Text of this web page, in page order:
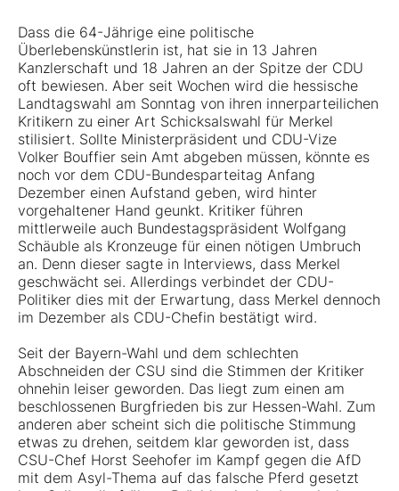
Dass die 64-Jährige eine politische
Überlebenskünstlerin ist, hat sie in 13 Jahren
Kanzlerschaft und 18 Jahren an der Spitze der CDU
oft bewiesen. Aber seit Wochen wird die hessische
Landtagswahl am Sonntag von ihren innerparteilichen
Kritikern zu einer Art Schicksalswahl für Merkel
stilisiert. Sollte Ministerpräsident und CDU-Vize
Volker Bouffier sein Amt abgeben müssen, könnte es
noch vor dem CDU-Bundesparteitag Anfang
Dezember einen Aufstand geben, wird hinter
vorgehaltener Hand geunkt. Kritiker führen
mittlerweile auch Bundestagspräsident Wolfgang
Schäuble als Kronzeuge für einen nötigen Umbruch
an. Denn dieser sagte in Interviews, dass Merkel
geschwächt sei. Allerdings verbindet der CDU-
Politiker dies mit der Erwartung, dass Merkel dennoch
im Dezember als CDU-Chefin bestätigt wird.
Seit der Bayern-Wahl und dem schlechten
Abschneiden der CSU sind die Stimmen der Kritiker
ohnehin leiser geworden. Das liegt zum einen am
beschlossenen Burgfrieden bis zur Hessen-Wahl. Zum
anderen aber scheint sich die politische Stimmung
etwas zu drehen, seitdem klar geworden ist, dass
CSU-Chef Horst Seehofer im Kampf gegen die AfD
mit dem Asyl-Thema auf das falsche Pferd gesetzt